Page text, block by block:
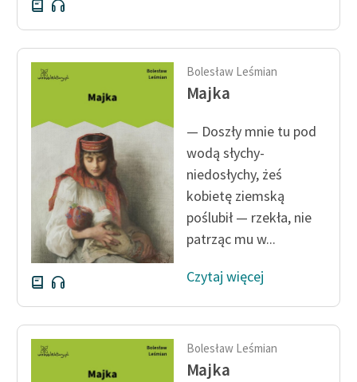
uczniów z
niepełnosprawnościami
Feministyczne inspiracje.
Popularyzacja
skandynawskiej literatury
feministycznej
Ręce pełne poezji
Kolekcje edukacyjne
twórców przechodzących
do domeny publicznej,
lektur szkolnych oraz
Starego Testamentu
Odkurzamy bohaterów
Szkoła Poezji Wolnych
Lektur
Bolesław Leśmian
Majka
— Doszły mnie tu pod
wodą słychy-
niedosłychy, żeś
kobietę ziemską
poślubił — rzekła, nie
patrząc mu w...
Czytaj więcej
Bolesław Leśmian
Majka